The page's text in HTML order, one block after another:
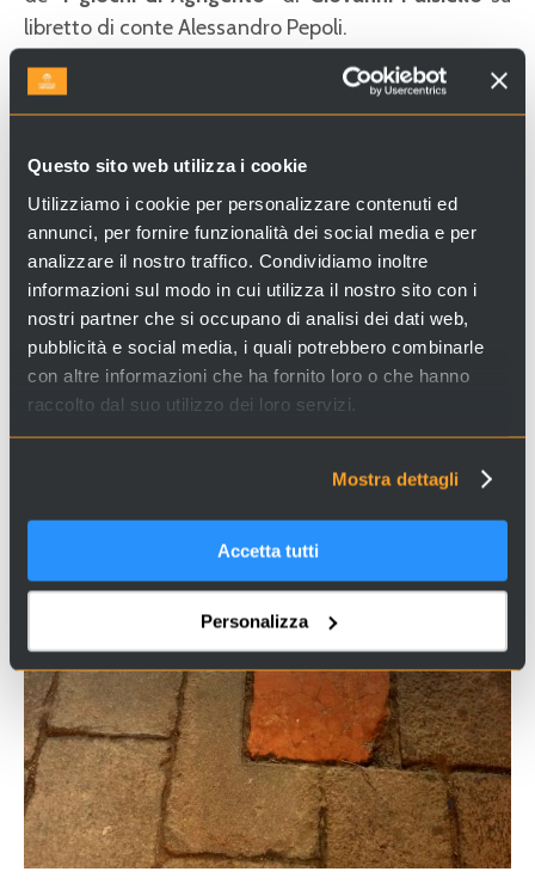
Questo sito web utilizza i cookie
Utilizziamo i cookie per personalizzare contenuti ed
annunci, per fornire funzionalità dei social media e per
analizzare il nostro traffico. Condividiamo inoltre
informazioni sul modo in cui utilizza il nostro sito con i
nostri partner che si occupano di analisi dei dati web,
pubblicità e social media, i quali potrebbero combinarle
con altre informazioni che ha fornito loro o che hanno
raccolto dal suo utilizzo dei loro servizi.
Mostra dettagli
Accetta tutti
Personalizza
libretto di conte Alessandro Pepoli.
sitoVenice Incominge scopri le nostre proposte!